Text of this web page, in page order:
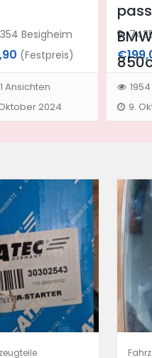
Besigheim
(Festpreis)
Ansichten
2024
9.